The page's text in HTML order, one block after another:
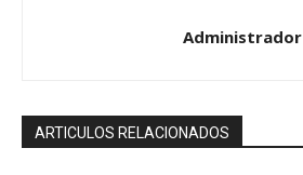
Administrador
ARTICULOS RELACIONADOS